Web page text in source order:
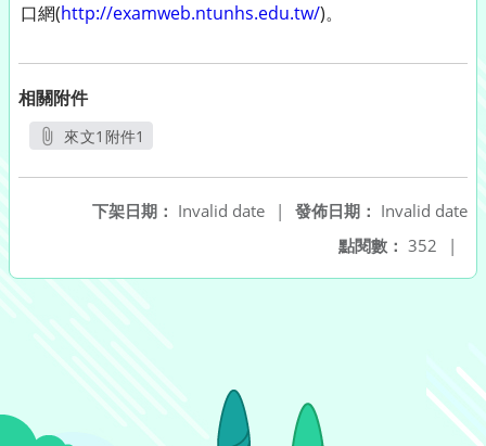
口網(http://examweb.ntunhs.edu.tw/)。
相關附件
來文1附件1
發佈日期： Invalid date
下架日期： Invalid date
|
點閱數： 352 |